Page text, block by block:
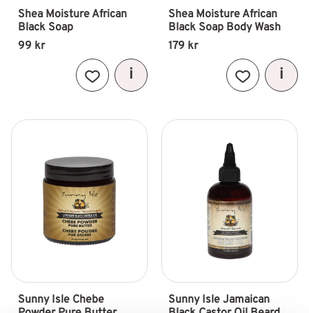
Shea Moisture African
Black Soap
99 kr
Lägg till i favoriter
Shea Moisture African
Black Soap Body Wash
179 kr
Lägg till i
Sunny Isle Chebe
Sunny Isle Jamaican